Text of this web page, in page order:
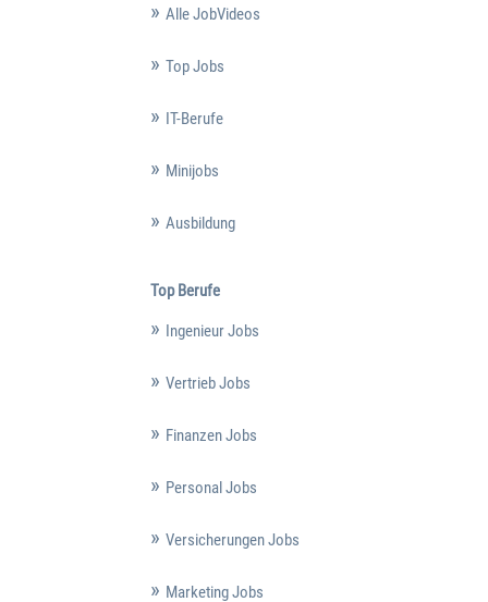
Alle JobVideos
Top Jobs
IT-Berufe
Minijobs
Ausbildung
Top Berufe
Ingenieur Jobs
Vertrieb Jobs
Finanzen Jobs
Personal Jobs
Versicherungen Jobs
Marketing Jobs